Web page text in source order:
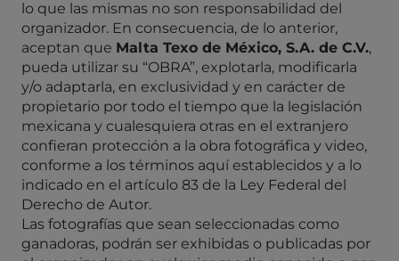
lo que las mismas no son responsabilidad del
organizador. En consecuencia, de lo anterior,
aceptan que Malta Texo de México, S.A. de C.V.,
pueda utilizar su “OBRA”, explotarla, modificarla
y/o adaptarla, en exclusividad y en carácter de
propietario por todo el tiempo que la legislación
mexicana y cualesquiera otras en el extranjero
confieran protección a la obra fotográfica y video,
conforme a los términos aquí establecidos y a lo
indicado en el artículo 83 de la Ley Federal del
Derecho de Autor.
Las fotografías que sean seleccionadas como
ganadoras, podrán ser exhibidas o publicadas por